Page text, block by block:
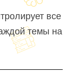
все
темы на